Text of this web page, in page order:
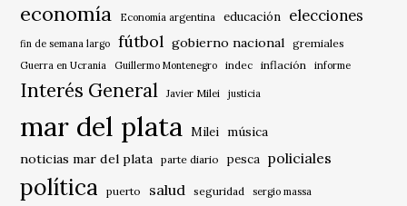
economía Economía argentina educación elecciones
fin de semana largo fútbol gobierno nacional gremiales
Guerra en Ucrania Guillermo Montenegro indec inflación informe
Interés General Javier Milei justicia
mar del plata Milei música
noticias mar del plata
parte diario pesca policiales
política puerto salud seguridad sergio massa